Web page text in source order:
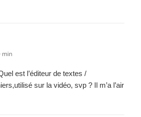
min
est l’éditeur de textes /
sur la vidéo, svp ? Il m’a l’air